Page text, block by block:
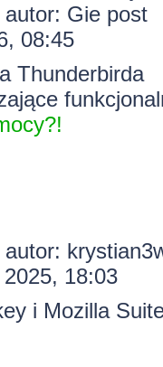
Gie
08:45
Thunderbirda
18:03
i Mozilla